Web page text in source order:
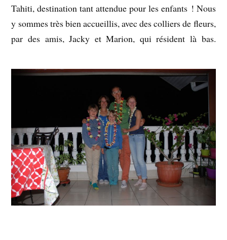
Tahiti, destination tant attendue pour les enfants ! Nous
y sommes très bien accueillis, avec des colliers de fleurs,
par des amis, Jacky et Marion, qui résident là bas.